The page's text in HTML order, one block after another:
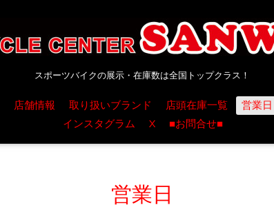
スポーツバイクの展示・在庫数は全国トップクラス！
店舗情報 取り扱いブランド 店頭在庫一覧 営業日
インスタグラム
X ■お問合せ■
営業日